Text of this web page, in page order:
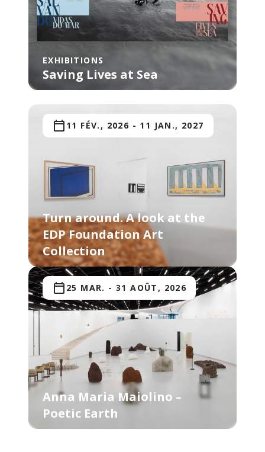
EXHIBITIONS
Saving Lives at Sea
11 FÉV., 2026 - 11 JAN., 2027
Turn around. A look at the
EDP Foundation Art
Collection
25 MAR. -31 AOÛT, 2026
Anna Maria Maiolino –
Poetic Earth